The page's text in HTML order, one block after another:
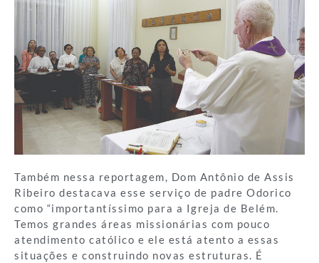
Também nessa reportagem, Dom Antônio de Assis
Ribeiro destacava esse serviço de padre Odorico
como “importantíssimo para a Igreja de Belém.
Temos grandes áreas missionárias com pouco
atendimento católico e ele está atento a essas
situações e construindo novas estruturas. É